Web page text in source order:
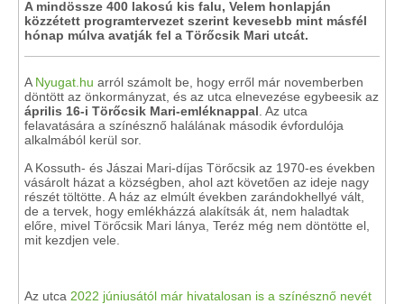
A mindössze 400 lakosú kis falu, Velem honlapján
közzétett programtervezet szerint kevesebb mint másfél
hónap múlva avatják fel a Törőcsik Mari utcát.
A Nyugat.hu arról számolt be, hogy erről már novemberben
döntött az önkormányzat, és az utca elnevezése egybeesik az
április 16-i Törőcsik Mari-emléknappal . Az utca
felavatására a színésznő halálának második évfordulója
alkalmából kerül sor.
A Kossuth- és Jászai Mari-díjas Törőcsik az 1970-es években
vásárolt házat a községben, ahol azt követően az ideje nagy
részét töltötte. A ház az elmúlt években zarándokhellyé vált,
de a tervek, hogy emlékházzá alakítsák át, nem haladtak
előre, mivel Törőcsik Mari lánya, Teréz még nem döntötte el,
mit kezdjen vele.
Az utca 2022 júniusától már hivatalosan is a színésznő nevét